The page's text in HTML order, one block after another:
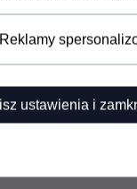
Reklamy
ustawienia i